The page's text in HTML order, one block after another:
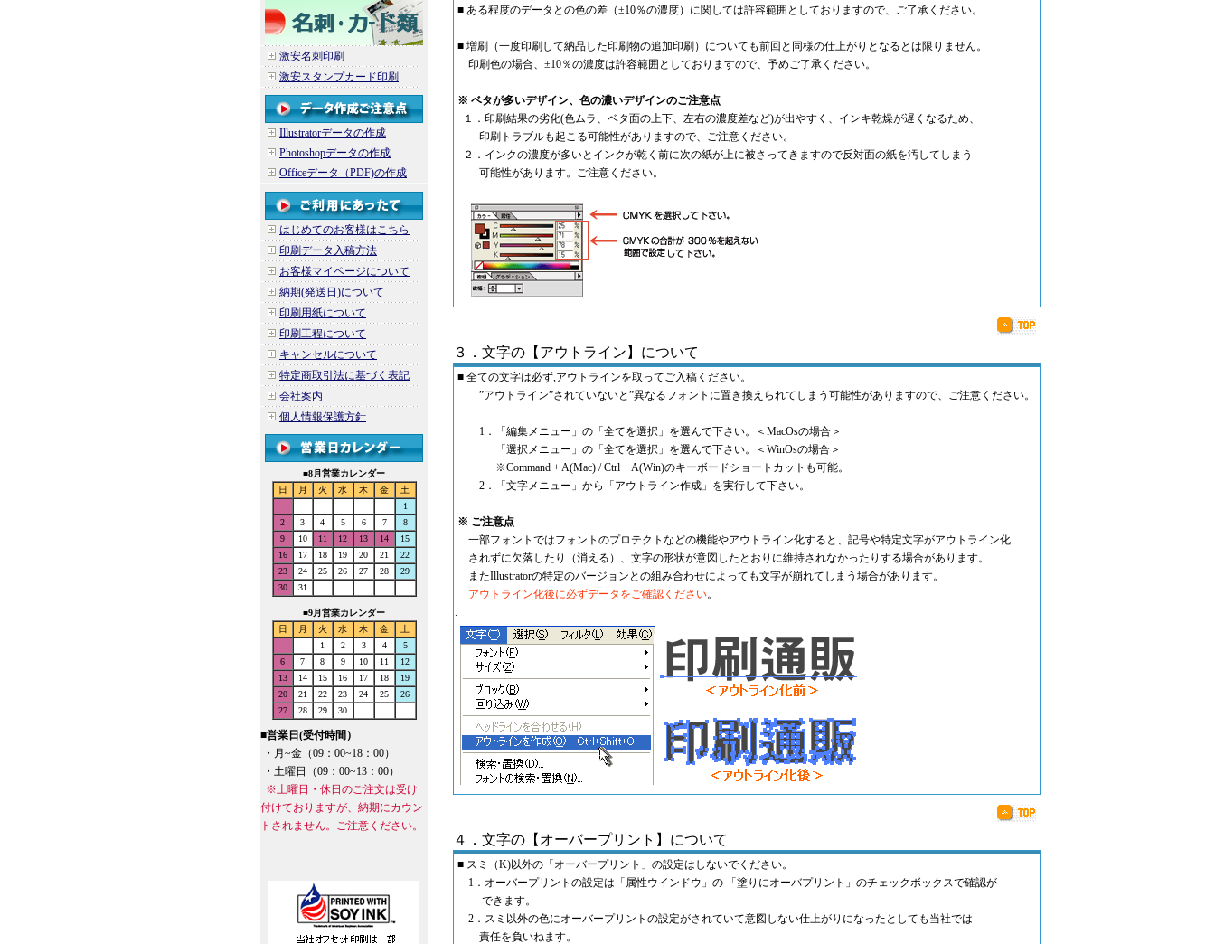
激安名刺印刷
激安スタンプカード印刷
Illustratorデータの作成
Photoshopデータの作成
Officeデータ（PDF)の作成
はじめてのお客様はこちら
印刷データ入稿方法
お客様マイページについて
納期(発送日)について
印刷用紙について
印刷工程について
キャンセルについて
特定商取引法に基づく表記
会社案内
個人情報保護方針
■8月営業カレンダー
日
月 火 水 木 金
土
1
2
3 4 5 6 7
8
9
10 11 12 13 14
15
16
17 18 19 20 21
22
23
24 25 26 27 28
29
30
31
■9月営業カレンダー
日
月 火 水 木 金
土
1
2 3 4
5
6
7 8 9 10 11
12
13
14 15 16 17 18
19
20
21 22 23 24 25
26
27
28 29 30
■営業日(受付時間）
・月~金（09：00~18：00）
・土曜日（09：00~13：00）
※土曜日・休日のご注文は受け
付けておりますが、納期にカウン
トされません。ご注意ください。
■ ある程度のデータとの色の差（±10％の濃度）に関しては許容範囲としておりますので、ご了承ください。
■ 増刷（一度印刷して納品した印刷物の追加印刷）についても前回と同様の仕上がりとなるとは限りません。
印刷色の場合、±10％の濃度は許容範囲としておりますので、予めご了承ください。
※ ベタが多いデザイン、色の濃いデザインのご注意点
１．印刷結果の劣化(色ムラ、ベタ面の上下、左右の濃度差など)が出やすく、インキ乾燥が遅くなるため、
印刷トラブルも起こる可能性がありますので、ご注意ください。
２．インクの濃度が多いとインクが乾く前に次の紙が上に被さってきますので反対面の紙を汚してしまう
可能性があります。ご注意ください。
３．文字の【アウトライン】について
■ 全ての文字は必ず,アウトラインを取ってご入稿ください。
”アウトライン”されていないと”異なるフォントに置き換えられてしまう可能性がありますので、ご注意ください。
1．「編集メニュー」の「全てを選択」を選んで下さい。＜MacOsの場合＞
「選択メニュー」の「全てを選択」を選んで下さい。＜WinOsの場合＞
※Command + A(Mac) / Ctrl + A(Win)のキーボードショートカットも可能。
2．「文字メニュー」から「アウトライン作成」を実行して下さい。
※ ご注意点
一部フォントではフォントのプロテクトなどの機能やアウトライン化すると、記号や特定文字がアウトライン化
されずに欠落したり（消える）、文字の形状が意図したとおりに維持されなかったりする場合があります。
またIllustratorの特定のバージョンとの組み合わせによっても文字が崩れてしまう場合があります。
アウトライン化後に必ずデータをご確認ください。
.
４．文字の【オーバープリント】について
■ スミ（K)以外の「オーバープリント」の設定はしないでください。
1．オーバープリントの設定は「属性ウインドウ」の 「塗りにオーバプリント」のチェックボックスで確認が
できます。
2．スミ以外の色にオーバープリントの設定がされていて意図しない仕上がりになったとしても当社では
責任を負いねます。